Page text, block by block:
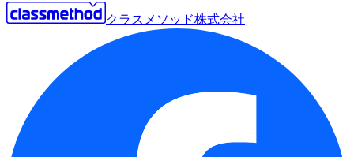
クラスメソッド株式会社